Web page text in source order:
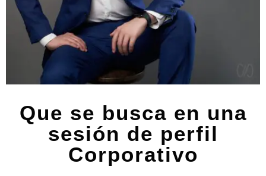
Que se busca en una
sesión de perfil
Corporativo